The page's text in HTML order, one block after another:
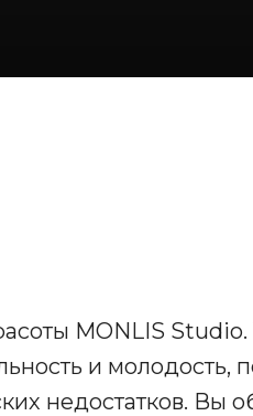
MONLIS
и
недостатков. Вы